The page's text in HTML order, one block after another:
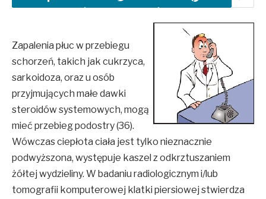
Zapalenia płuc w przebiegu
schorzeń, takich jak cukrzyca,
sarkoidoza, oraz u osób
przyjmujących małe dawki
steroidów systemowych, mogą
mieć przebieg podostry (36).
Wówczas ciepłota ciała jest tylko nieznacznie
podwyższona, występuje kaszel z odkrztuszaniem
żółtej wydzieliny. W badaniu radiologicznym i/lub
tomografii komputerowej klatki piersiowej stwierdza